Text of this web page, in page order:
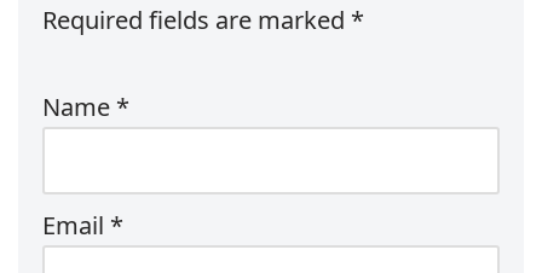
Required fields are marked *
Name *
Email *